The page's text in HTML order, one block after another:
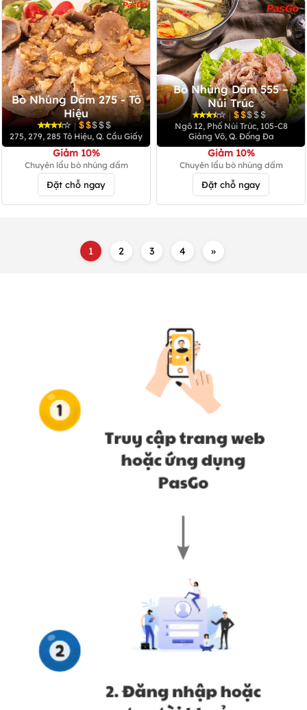
Bò Nhúng Dấm 275 - Tô
Hiệu
|
275, 279, 285 Tô Hiệu, Q. Cầu Giấy
Giảm 10%
Chuyên lẩu bò nhúng dấm
Đặt chỗ ngay
Bò Nhúng Dấm 555 –
Núi Trúc
|
Ngõ 12, Phố Núi Trúc, 105-C8
Giảng Võ, Q. Đống Đa
Giảm 10%
Chuyên lẩu bò nhúng dấm
Đặt chỗ ngay
1 2 3 4 »